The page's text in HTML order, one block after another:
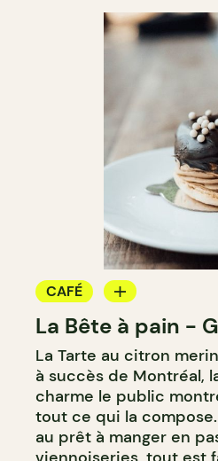
CAFÉ
BOULANGERIE
COMPTOIR
CAVISTE
La Bête à pain -
La Tarte au citron
à succès de Montréal,
charme le public
tout ce qui la
au prêt à manger en